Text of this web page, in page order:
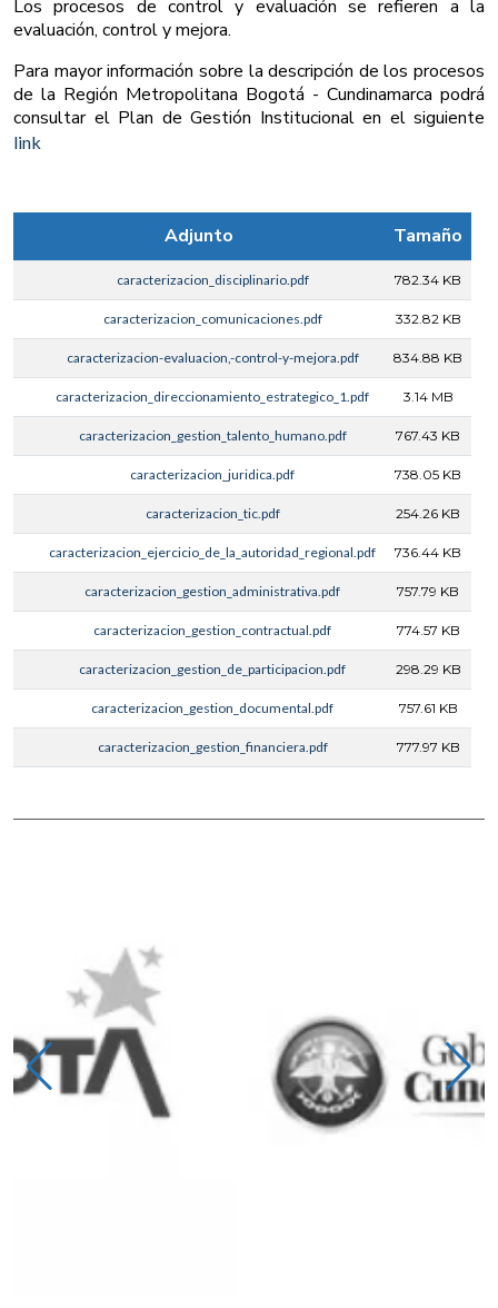
Los procesos de control y evaluación se refieren a la
evaluación, control y mejora.
Para mayor información sobre la descripción de los procesos
de la Región Metropolitana Bogotá - Cundinamarca podrá
consultar el Plan de Gestión Institucional en el siguiente
link
Adjunto Tamaño
caracterizacion_disciplinario.pdf 782.34 KB
caracterizacion_comunicaciones.pdf 332.82 KB
caracterizacion-evaluacion,-control-y-mejora.pdf 834.88 KB
caracterizacion_direccionamiento_estrategico_1.pdf 3.14 MB
caracterizacion_gestion_talento_humano.pdf 767.43 KB
caracterizacion_juridica.pdf 738.05 KB
caracterizacion_tic.pdf 254.26 KB
caracterizacion_ejercicio_de_la_autoridad_regional.pdf 736.44 KB
caracterizacion_gestion_administrativa.pdf 757.79 KB
caracterizacion_gestion_contractual.pdf 774.57 KB
caracterizacion_gestion_de_participacion.pdf 298.29 KB
caracterizacion_gestion_documental.pdf 757.61 KB
caracterizacion_gestion_financiera.pdf 777.97 KB